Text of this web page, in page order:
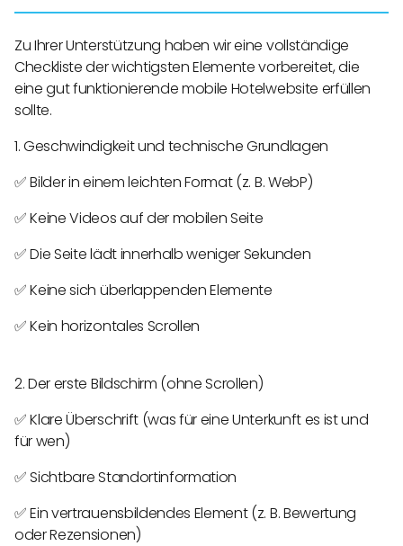
Zu Ihrer Unterstützung haben wir eine vollständige
Checkliste der wichtigsten Elemente vorbereitet, die
eine gut funktionierende mobile Hotelwebsite erfüllen
sollte.
1. Geschwindigkeit und technische Grundlagen
✅ Bilder in einem leichten Format (z. B. WebP)
✅ Keine Videos auf der mobilen Seite
✅ Die Seite lädt innerhalb weniger Sekunden
✅ Keine sich überlappenden Elemente
✅ Kein horizontales Scrollen
2. Der erste Bildschirm (ohne Scrollen)
✅ Klare Überschrift (was für eine Unterkunft es ist und
für wen)
✅ Sichtbare Standortinformation
✅ Ein vertrauensbildendes Element (z. B. Bewertung
oder Rezensionen)